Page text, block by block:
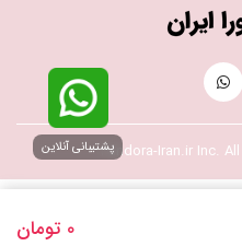
0 تومان
پشتیبانی آنلاین